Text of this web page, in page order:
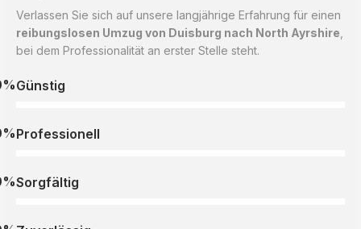
Verlassen Sie sich auf unsere langjährige Erfahrung für einen
reibungslosen Umzug von Duisburg nach North Ayrshire
bei dem Professionalität an erster Stelle steht.
Günstig
Professionell
Sorgfältig